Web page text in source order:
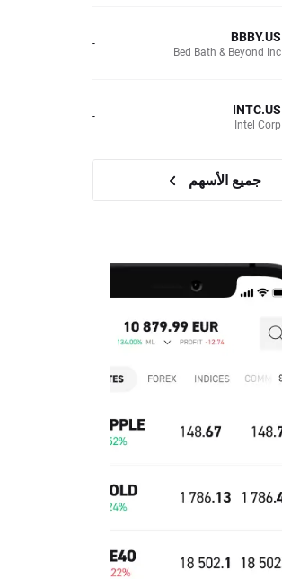
BBBY.US
Bed Bath & Beyond Inc
-
INTC.US
Intel Corp
-
جميع الأسهم